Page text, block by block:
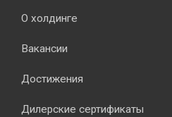
О холдинге
Вакансии
Достижения
Дилерские сертификаты